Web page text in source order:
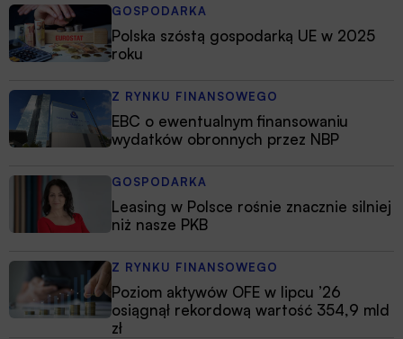
GOSPODARKA
Polska szóstą gospodarką UE w 2025
roku
Z RYNKU FINANSOWEGO
EBC o ewentualnym finansowaniu
wydatków obronnych przez NBP
GOSPODARKA
Leasing w Polsce rośnie znacznie silniej
niż nasze PKB
Z RYNKU FINANSOWEGO
Poziom aktywów OFE w lipcu ’26
osiągnął rekordową wartość 354,9 mld
zł